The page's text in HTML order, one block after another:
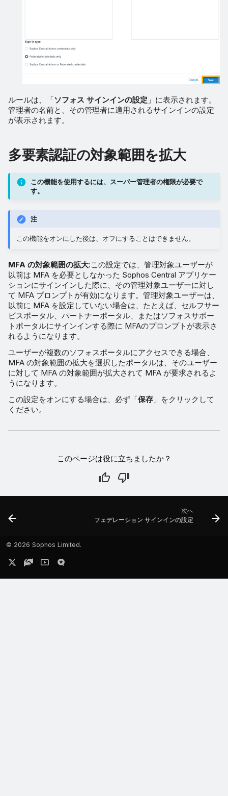
ルールは、「ソフォス サインインの設定 」に表示されます。
管理者の名前と、その管理者に適用されるサインインの設定
が表示されます。
多要素認証の対象範囲を拡大
この機能を使用するには、スーパー管理者の権限が必要で
す。
注
この機能をオンにした後は、オフにすることはできません。
MFA の対象範囲の拡大:この設定では、管理対象ユーザーが
以前は MFA を必要としなかった Sophos Central アプリケー
ションにサインインした際に、その管理対象ユーザーに対し
て MFA プロンプトが有効になります。管理対象ユーザーは、
以前に MFA を設定していない場合は、たとえば、セルフサー
ビスポータル、パートナーポータル、またはソフォスサポー
トポータルにサインインする際に MFAのプロンプトが表示さ
れるようになります。
ユーザーが複数のソフォスポータルにアクセスできる場合、
MFA の対象範囲の拡大を選択したポータルは、そのユーザー
に対して MFA の対象範囲が拡大されて MFA が要求されるよ
うになります。
この設定をオンにする場合は、必ず「保存 」をクリックして
ください。
このページは役に立ちましたか？
次へ
フェデレーション サインインの設定
© 2026 Sophos Limited.